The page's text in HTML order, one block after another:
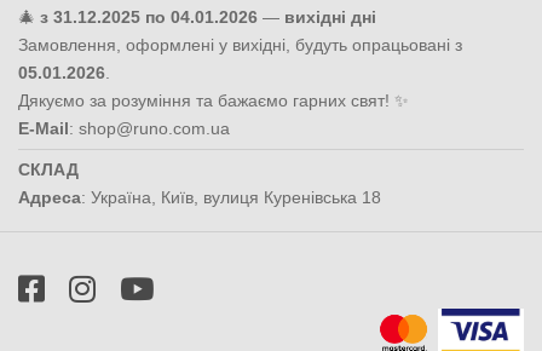
🎄 з 31.12.2025 по 04.01.2026 — вихідні дні
Замовлення, оформлені у вихідні, будуть опрацьовані з
05.01.2026
Дякуємо за розуміння та бажаємо гарних свят! ✨
E-Mail: shop@runo.com.ua
СКЛАД
Адреса: Україна Київ вулиця Куренівська 18